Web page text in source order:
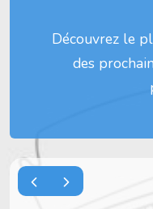
Découvrez le
des